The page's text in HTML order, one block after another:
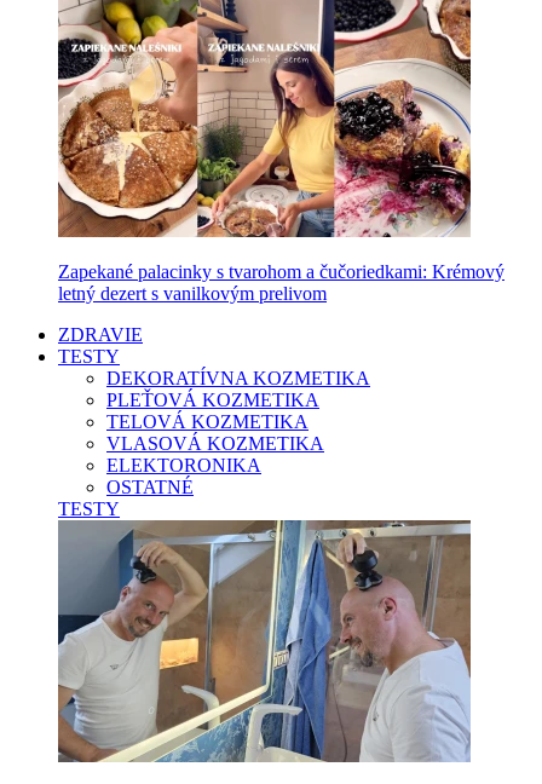
Zapekané palacinky s tvarohom a čučoriedkami: Krémový
letný dezert s vanilkovým prelivom
ZDRAVIE
TESTY
DEKORATÍVNA KOZMETIKA
PLEŤOVÁ KOZMETIKA
TELOVÁ KOZMETIKA
VLASOVÁ KOZMETIKA
ELEKTORONIKA
OSTATNÉ
TESTY